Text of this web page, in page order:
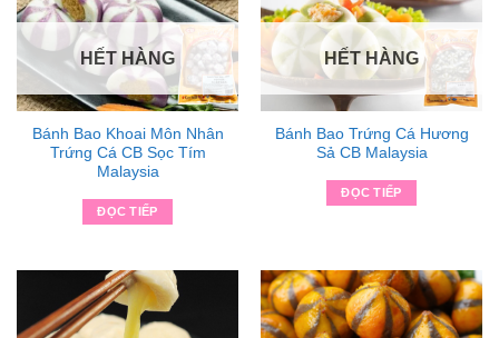
HẾT HÀNG
Bánh Bao Khoai Môn Nhân
Trứng Cá CB Sọc Tím
Malaysia
ĐỌC TIẾP
HẾT HÀNG
Bánh Bao Trứng Cá Hương
Sả CB Malaysia
ĐỌC TIẾP